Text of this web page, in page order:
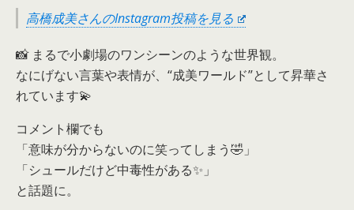
高橋成美さんのInstagram投稿を見る
📸 まるで小劇場のワンシーンのような世界観。
なにげない言葉や表情が、“成美ワールド”として昇華さ
れています💫
コメント欄でも
「意味が分からないのに笑ってしまう🤣」
「シュールだけど中毒性がある✨」
と話題に。